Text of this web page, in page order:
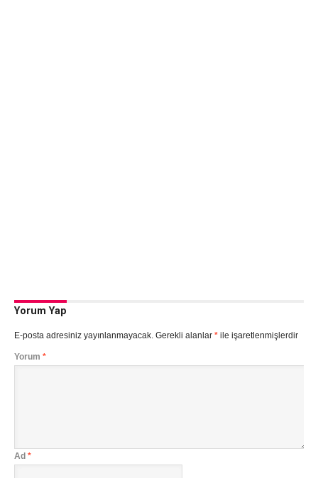
Yorum Yap
E-posta adresiniz yayınlanmayacak. Gerekli alanlar *ile işaretlenmişlerdir
Yorum *
Ad *